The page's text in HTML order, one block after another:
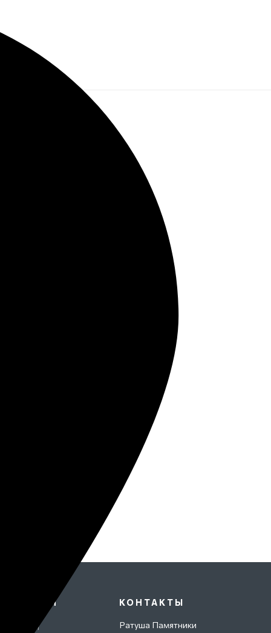
компаний
компании
КОНТАКТЫ
Ратуша Памятники